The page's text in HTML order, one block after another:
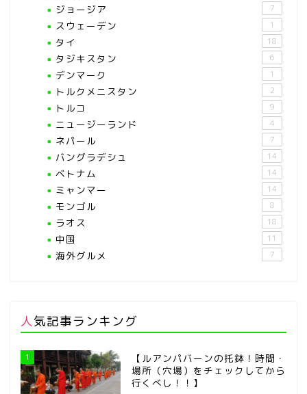
ジョージア 7
スウェーデン 1
タイ 18
タジキスタン 6
デンマーク 1
トルクメニスタン 2
トルコ 9
ニュージーランド 4
ネパール 7
バングラデシュ 14
ベトナム 14
ミャンマー 14
モンゴル 8
ラオス 18
中国 11
海外グルメ 7
人気記事ランキング
1
【ルアンパバーンの托鉢！時間・
場所（穴場）をチェックしてから
行くべし！！】